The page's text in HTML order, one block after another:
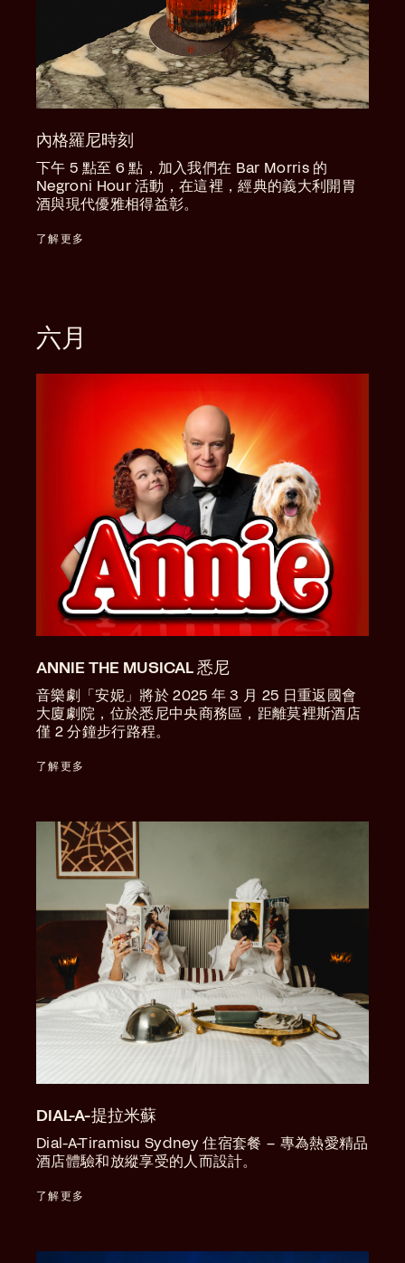
內格羅尼時刻
下午 5 點至 6 點，加入我們在 Bar Morris 的
Negroni Hour 活動，在這裡，經典的義大利開胃
酒與現代優雅相得益彰。
了解更多
六月
ANNIE THE MUSICAL 悉尼
音樂劇「安妮」將於 2025 年 3 月 25 日重返國會
大廈劇院，位於悉尼中央商務區，距離莫裡斯酒店
僅 2 分鐘步行路程。
了解更多
DIAL-A-提拉米蘇
Dial-A-Tiramisu Sydney 住宿套餐 – 專為熱愛精品
酒店體驗和放縱享受的人而設計。
了解更多